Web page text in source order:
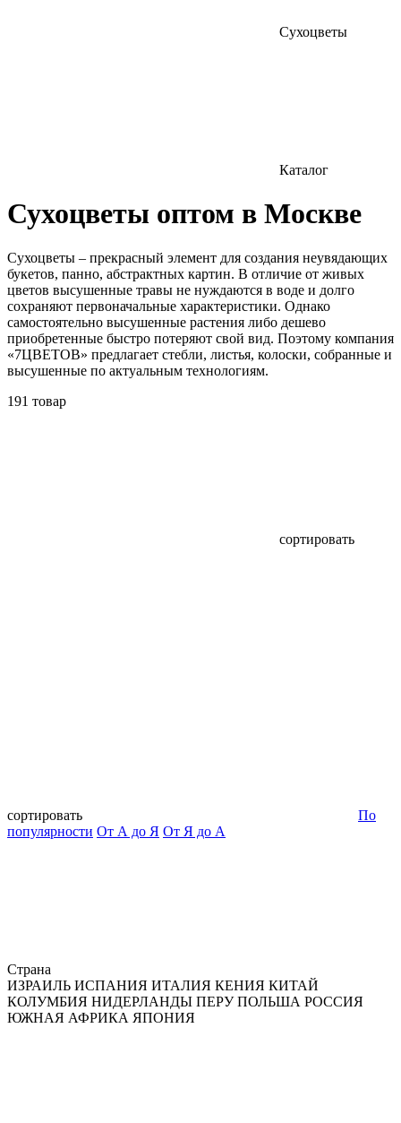
Сухоцветы
Каталог
Сухоцветы оптом в Москве
Сухоцветы – прекрасный элемент для создания неувядающих
букетов, панно, абстрактных картин. В отличие от живых
цветов высушенные травы не нуждаются в воде и долго
сохраняют первоначальные характеристики. Однако
самостоятельно высушенные растения либо дешево
приобретенные быстро потеряют свой вид. Поэтому компания
«7ЦВЕТОВ» предлагает стебли, листья, колоски, собранные и
высушенные по актуальным технологиям.
191 товар
сортировать
сортировать
По
популярности От А до Я От Я до А
Страна
ИЗРАИЛЬ ИСПАНИЯ ИТАЛИЯ КЕНИЯ КИТАЙ
КОЛУМБИЯ НИДЕРЛАНДЫ ПЕРУПОЛЬША РОССИЯ
ЮЖНАЯ АФРИКА ЯПОНИЯ